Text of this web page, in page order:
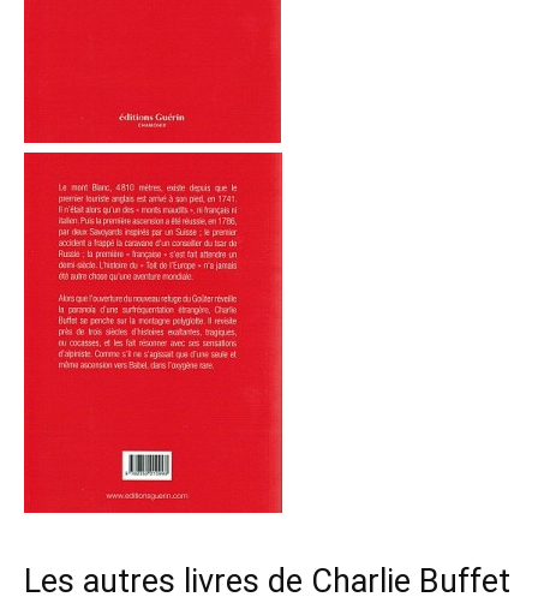
Les autres livres de Charlie Buffet